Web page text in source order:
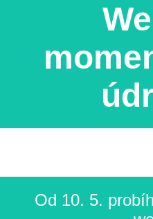
Od 10. 5.